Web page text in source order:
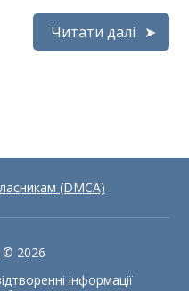
Читати далі
(DMCA)
© 2026
інформації